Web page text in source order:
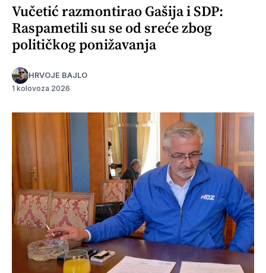
Vučetić razmontirao Gašija i SDP:
Raspametili su se od sreće zbog
političkog ponižavanja
HRVOJE BAJLO
1 kolovoza 2026